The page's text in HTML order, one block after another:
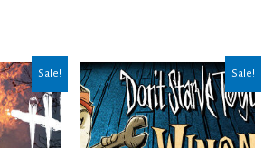
Sale! Sale!